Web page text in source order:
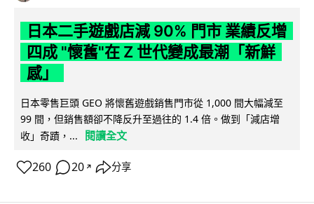
日本二手遊戲店減 90% 門市 業績反增
四成 "懷舊"在 Z 世代變成最潮「新鮮
感」
日本零售巨頭 GEO 將懷舊遊戲銷售門市從 1,000 間大幅減至
99 間，但銷售額卻不降反升至過往的 1.4 倍。做到「減店增
收」奇蹟，...
閱讀全文
260 20 ↗ 分享